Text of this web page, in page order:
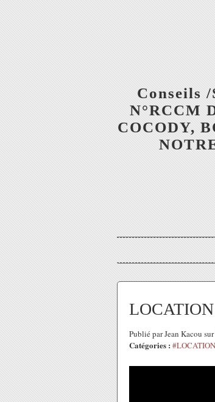
Conseils
N°RCCM
COCODY,
Publié par Jean Kacou
Catégories : #LOCATION